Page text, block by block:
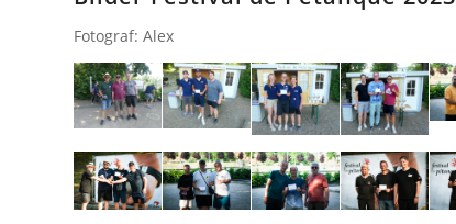
Fotograf: Alex